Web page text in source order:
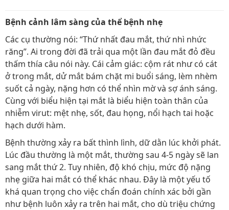
Bệnh cảnh lâm sàng của thể bệnh nhẹ
Các cụ thường nói: “Thứ nhất đau mắt, thứ nhì nhức
răng”. Ai trong đời đã trải qua một lần đau mắt đỏ đều
thấm thía câu nói này. Cái cảm giác: cộm rát như có cát
ở trong mắt, dử mắt bám chặt mi buổi sáng, lèm nhèm
suốt cả ngày, nặng hơn có thể nhìn mờ và sợ ánh sáng.
Cùng với biểu hiện tại mắt là biểu hiện toàn thân của
nhiễm virut: mệt nhẹ, sốt, đau họng, nổi hạch tai hoặc
hạch dưới hàm.
Bệnh thường xảy ra bất thình lình, dữ dằn lúc khởi phát.
Lúc đầu thường là một mắt, thường sau 4-5 ngày sẽ lan
sang mắt thứ 2. Tuy nhiên, độ khó chịu, mức độ nặng
nhẹ giữa hai mắt có thể khác nhau. Đây là một yếu tố
khá quan trọng cho việc chẩn đoán chính xác bởi gần
như bệnh luôn xảy ra trên hai mắt, cho dù triệu chứng